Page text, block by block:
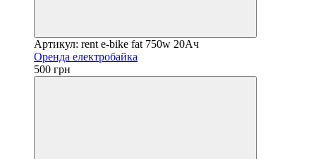
Артикул: rent e-bike fat 750w 20Ач
Оренда електробайка
500 грн